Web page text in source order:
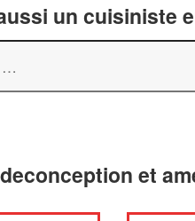
un cuisiniste
et